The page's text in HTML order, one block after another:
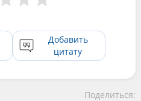
Добавить
цитату
Поделиться: